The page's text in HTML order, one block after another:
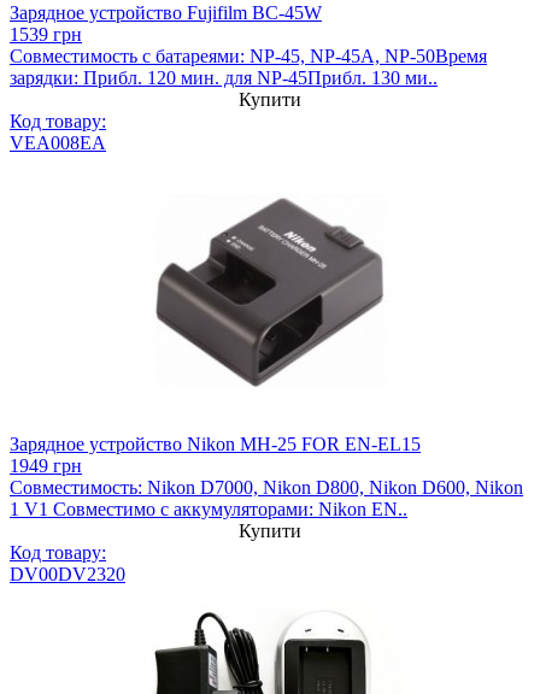
Зарядное устройство Fujifilm BC-45W
1539 грн
Совместимость с батареями: NP-45, NP-45A, NP-50Время
зарядки: Прибл. 120 мин. для NP-45Прибл. 130 ми..
Купити
Код товару:
VEA008EA
Зарядное устройство Nikon MH-25 FOR EN-EL15
1949 грн
Совместимость: Nikon D7000, Nikon D800, Nikon D600, Nikon
1 V1 Совместимо с аккумуляторами: Nikon EN..
Купити
Код товару:
DV00DV2320